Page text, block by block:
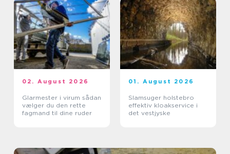
02. August 2026
Glarmester i virum sådan
vælger du den rette
fagmand til dine ruder
01. August 2026
Slamsuger holstebro
effektiv kloakservice i
det vestjyske